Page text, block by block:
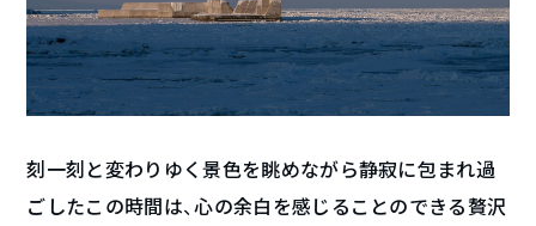
刻一刻と変わりゆく景色を眺めながら静寂に包まれ過
ごしたこの時間は、心の余白を感じることのできる贅沢